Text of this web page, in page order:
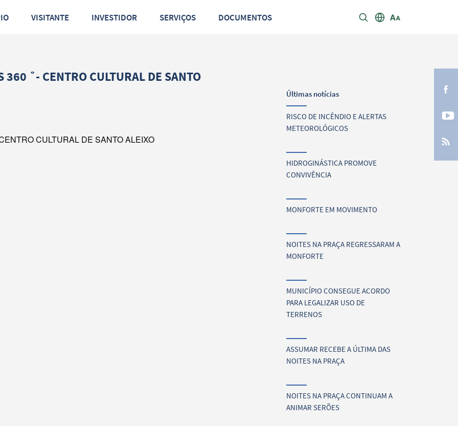
VISITANTE INVESTIDOR SERVIÇOS DOCUMENTOS
360 ˚- CENTRO CULTURAL DE SANTO
Últimas notícias
RISCO DE INCÊNDIO E ALERTAS
METEOROLÓGICOS
HIDROGINÁSTICA PROMOVE
CONVIVÊNCIA
MONFORTE EM MOVIMENTO
NOITES NA PRAÇA REGRESSARAM A
MONFORTE
MUNICÍPIO CONSEGUE ACORDO
PARA LEGALIZAR USO DE
TERRENOS
ASSUMAR RECEBE A ÚLTIMA DAS
NOITES NA PRAÇA
NOITES NA PRAÇA CONTINUAM A
ANIMAR SERÕES